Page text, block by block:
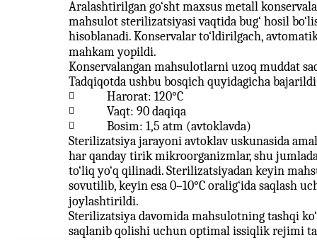
Aralashtirilgan go‘sht maxsus metall
mahsulot sterilizatsiyasi vaqtida bug‘ hosil
hisoblanadi. Konservalar to‘ldirilgach,
mahkam yopildi.
Konservalangan mahsulotlarni uzoq muddat
Tadqiqotda ushbu bosqich quyidagicha
 Harorat: 120°C
 Vaqt: 90 daqiqa

Bosim: 1,5 atm (avtoklavda)
Sterilizatsiya jarayoni avtoklav uskunasida
har qanday tirik mikroorganizmlar, shu
to‘liq yo‘q qilinadi. Sterilizatsiyadan keyin
sovutilib, keyin esa 0–10°C oralig‘ida saqlash
joylashtirildi.
Sterilizatsiya davomida mahsulotning tashqi
saqlanib qolishi uchun optimal issiqlik rejimi